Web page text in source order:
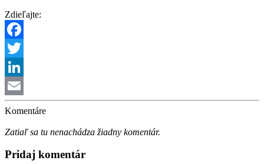
Zdieľajte:
Facebook
Twitter
LinkedIn
Email
Komentáre
Zatiaľ sa tu nenachádza žiadny komentár.
Pridaj komentár